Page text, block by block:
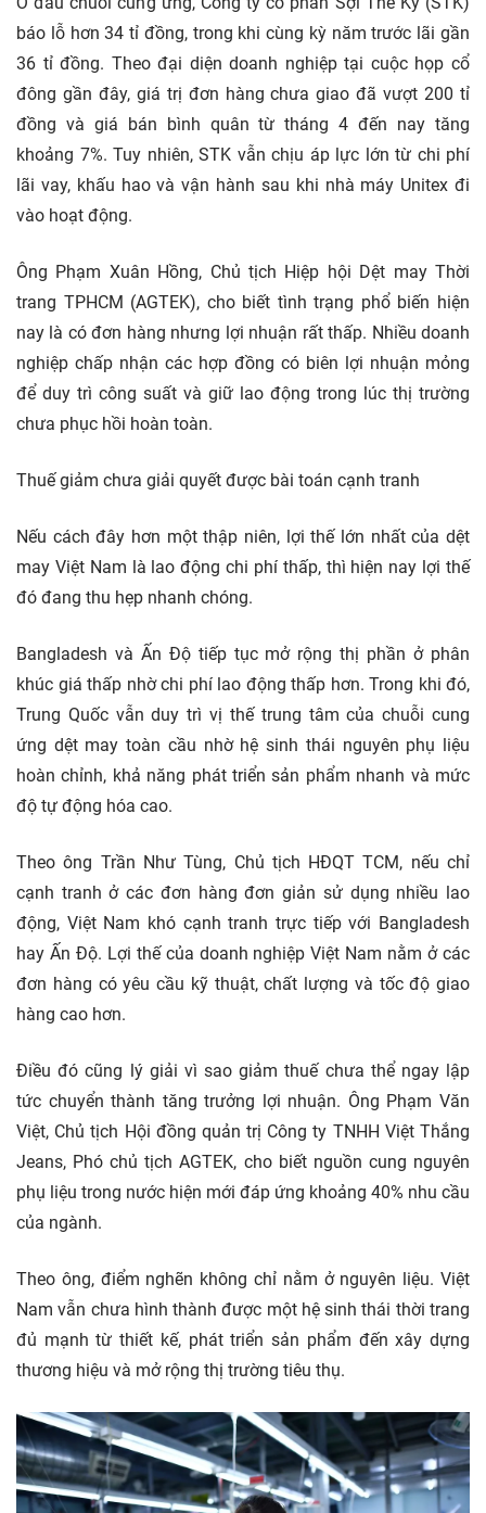
báo lỗ hơn 34 tỉ đồng, trong khi cùng kỳ năm trước lãi gần
36 tỉ đồng. Theo đại diện doanh nghiệp tại cuộc họp cổ
đông gần đây, giá trị đơn hàng chưa giao đã vượt 200 tỉ
đồng và giá bán bình quân từ tháng 4 đến nay tăng
khoảng 7%. Tuy nhiên, STK vẫn chịu áp lực lớn từ chi phí
lãi vay, khấu hao và vận hành sau khi nhà máy Unitex đi
vào hoạt động.
Ông Phạm Xuân Hồng, Chủ tịch Hiệp hội Dệt may Thời
trang TPHCM (AGTEK), cho biết tình trạng phổ biến hiện
nay là có đơn hàng nhưng lợi nhuận rất thấp. Nhiều doanh
nghiệp chấp nhận các hợp đồng có biên lợi nhuận mỏng
để duy trì công suất và giữ lao động trong lúc thị trường
chưa phục hồi hoàn toàn.
Thuế giảm chưa giải quyết được bài toán cạnh tranh
Nếu cách đây hơn một thập niên, lợi thế lớn nhất của dệt
may Việt Nam là lao động chi phí thấp, thì hiện nay lợi thế
đó đang thu hẹp nhanh chóng.
Bangladesh và Ấn Độ tiếp tục mở rộng thị phần ở phân
khúc giá thấp nhờ chi phí lao động thấp hơn. Trong khi đó,
Trung Quốc vẫn duy trì vị thế trung tâm của chuỗi cung
ứng dệt may toàn cầu nhờ hệ sinh thái nguyên phụ liệu
hoàn chỉnh, khả năng phát triển sản phẩm nhanh và mức
độ tự động hóa cao.
Theo ông Trần Như Tùng, Chủ tịch HĐQT TCM, nếu chỉ
cạnh tranh ở các đơn hàng đơn giản sử dụng nhiều lao
động, Việt Nam khó cạnh tranh trực tiếp với Bangladesh
hay Ấn Độ. Lợi thế của doanh nghiệp Việt Nam nằm ở các
đơn hàng có yêu cầu kỹ thuật, chất lượng và tốc độ giao
hàng cao hơn.
Điều đó cũng lý giải vì sao giảm thuế chưa thể ngay lập
tức chuyển thành tăng trưởng lợi nhuận. Ông Phạm Văn
Việt, Chủ tịch Hội đồng quản trị Công ty TNHH Việt Thắng
Jeans, Phó chủ tịch AGTEK, cho biết nguồn cung nguyên
phụ liệu trong nước hiện mới đáp ứng khoảng 40% nhu cầu
của ngành.
Theo ông, điểm nghẽn không chỉ nằm ở nguyên liệu. Việt
Nam vẫn chưa hình thành được một hệ sinh thái thời trang
đủ mạnh từ thiết kế, phát triển sản phẩm đến xây dựng
thương hiệu và mở rộng thị trường tiêu thụ.